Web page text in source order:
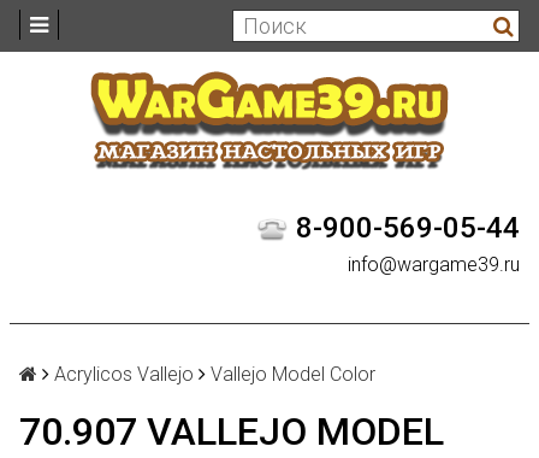
8-900-569-05-44
info@wargame39.ru
Acrylicos Vallejo Vallejo Model Color
70.907 VALLEJO MODEL